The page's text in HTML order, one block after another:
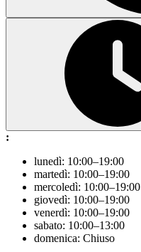
:
lunedì: 10:00–19:00
martedì: 10:00–19:00
mercoledì: 10:00–19:00
giovedì: 10:00–19:00
venerdì: 10:00–19:00
sabato: 10:00–13:00
domenica: Chiuso